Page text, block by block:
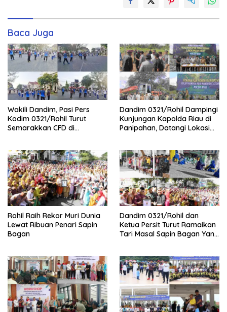
Baca Juga
Wakili Dandim, Pasi Pers
Kodim 0321/Rohil Turut
Semarakkan CFD di
Dandim 0321/Rohil Dampingi
Kunjungan Kapolda Riau di
Panipahan, Datangi Lokasi
Rohil Raih Rekor Muri Dunia
Lewat Ribuan Penari Sapin
Bagan
Dandim 0321/Rohil dan
Ketua Persit Turut Ramaikan
Tari Masal Sapin Bagan Yang